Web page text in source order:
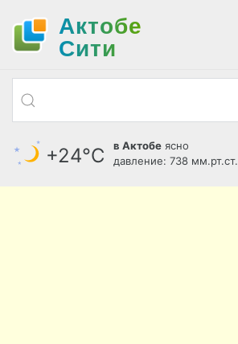
Актобе
Cити
+24°С в Актобе ясно
давление: 738 мм.рт.ст.